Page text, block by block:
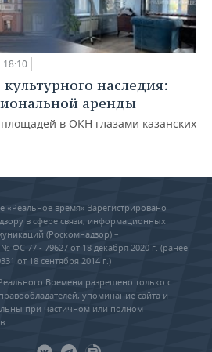
наследия:
аренды
в ОКН глазами казанских
«Реальное время» Зарегистрировано
в сфере связи, информационных
(Роскомнадзор) –
77 - 79627 от 18 декабря 2020 г. (ранее
от 18 сентября 2014 г.)
Времени разрешено только с
упоминание сайта и
при частичном или полном